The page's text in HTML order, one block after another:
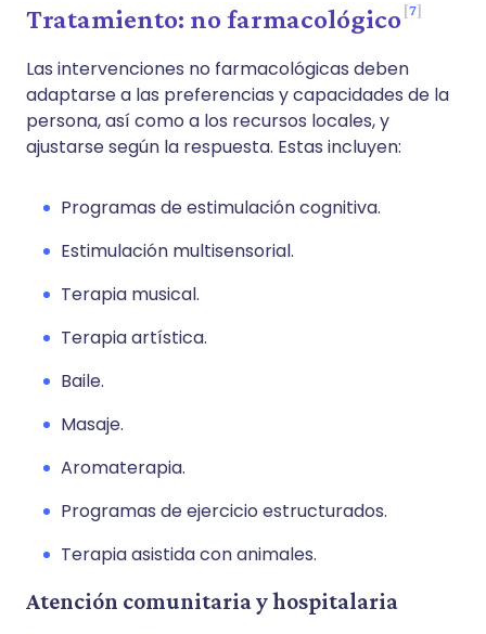
Tratamiento: no farmacológico 7
Las intervenciones no farmacológicas deben
adaptarse a las preferencias y capacidades de la
persona, así como a los recursos locales, y
ajustarse según la respuesta. Estas incluyen:
Programas de estimulación cognitiva.
Estimulación multisensorial.
Terapia musical.
Terapia artística.
Baile.
Masaje.
Aromaterapia.
Programas de ejercicio estructurados.
Terapia asistida con animales.
Atención comunitaria y hospitalaria